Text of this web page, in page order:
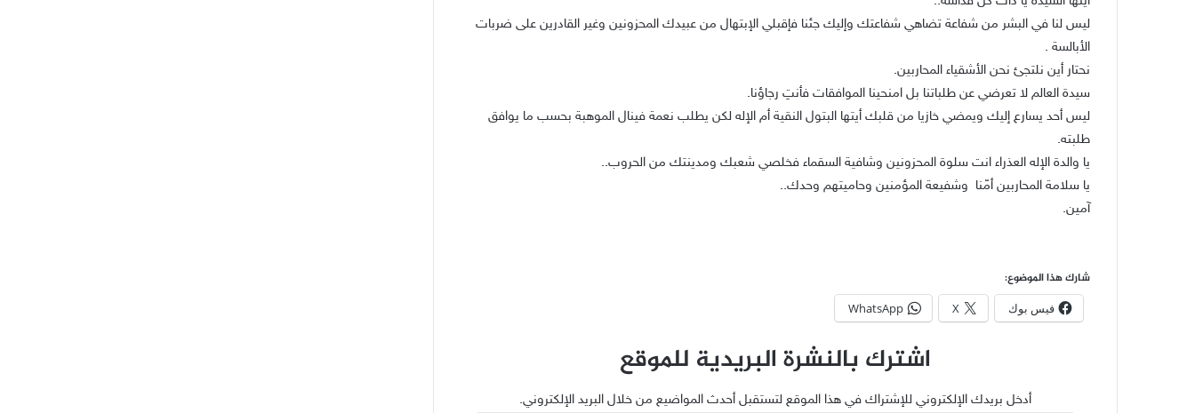
ليس لنا في البشر من شفاعة تضاهي شفاعتك وإليك جئنا فإقبلي الإبتهال من عبيدك المحزونين وغير القادرين على ضربات
الأبالسة .
نحتار أين نلتجئ نحن الأشقياء المحاربين.
سيدة العالم لا تعرضي عن طلباتنا بل امنحينا الموافقات فأنتِ رجاؤنا.
ليس أحد يسارع إليك ويمضي خازيا من قلبك أيتها البتول النقية أم الإله لكن يطلب نعمة فينال الموهبة بحسب ما يوافق
طلبته.
يا والدة الإله العذراء انت سلوة المحزونين وشافية السقماء فخلصي شعبك ومدينتك من الحروب..
يا سلامة المحاربين أمّنا وشفيعة المؤمنين وحاميتهم وحدك..
آمين.
شارك هذا الموضوع:
فيس بوك X
WhatsApp
اشترك بالنشرة البريدية للموقع
أدخل بريدك الإلكتروني للإشتراك في هذا الموقع لتستقبل أحدث المواضيع من خلال البريد الإلكتروني.